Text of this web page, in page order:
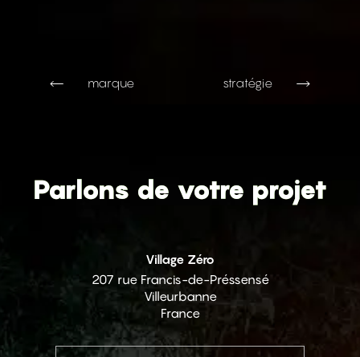
marque stratégie
Parlons de votre projet
Village Zéro
207 rue Francis-de-Préssensé
Villeurbanne
France